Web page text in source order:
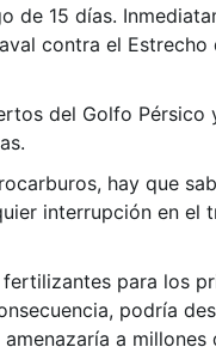
de 15 días.
contra el
del Golfo Pérsico
hay que
interrupción en el
para los
podría
a millones